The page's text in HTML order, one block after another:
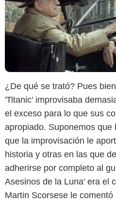
¿De qué se trató? Pues
'Titanic' improvisaba
el exceso para lo que sus
apropiado. Suponemos que
que la improvisación le
historia y otras en las que
adherirse por completo al
Asesinos de la Luna' era el
Martin Scorsese le comentó